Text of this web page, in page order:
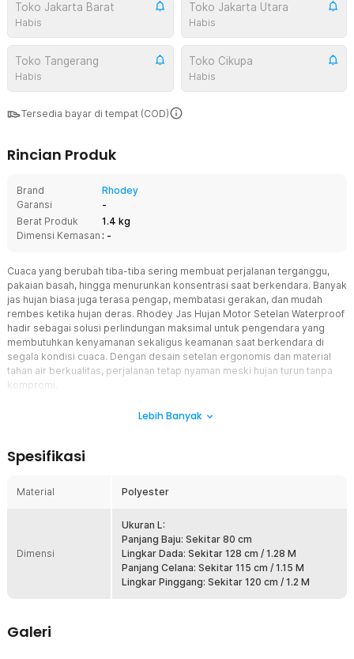
Toko Jakarta Barat
Habis
Toko Jakarta Utara
Habis
Toko Tangerang
Habis
Toko Cikupa
Habis
Tersedia bayar di tempat (COD)
Rincian Produk
Brand
Rhodey
Garansi
-
Berat Produk
1.4 kg
Dimensi Kemasan : -
Cuaca yang berubah tiba-tiba sering membuat perjalanan terganggu,
pakaian basah, hingga menurunkan konsentrasi saat berkendara. Banyak
jas hujan biasa juga terasa pengap, membatasi gerakan, dan mudah
rembes ketika hujan deras. Rhodey Jas Hujan Motor Setelan Waterproof
hadir sebagai solusi perlindungan maksimal untuk pengendara yang
membutuhkan kenyamanan sekaligus keamanan saat berkendara di
segala kondisi cuaca. Dengan desain setelan ergonomis dan material
tahan air berkualitas, perjalanan tetap nyaman meski hujan turun tanpa
kompromi.
Jas hujan motor ini menggunakan material polyester waterproof
merembes ke bagian dalam. Material ini memberikan perlindungan
menyeluruh sehingga pakaian tetap kering meskipun digunakan
polyester juga lebih ringan sehingga nyaman digunakan untuk
perjalanan harian maupun touring jarak jauh.
Visor Mika Pelindung Wajah
Bagian hoodie dilengkapi visor mika transparan yang membantu
berkonsentrasi selama perjalanan. Perlindungan tambahan pada
area wajah juga membantu mengurangi rasa tidak nyaman akibat
Lebih Banyak
Spesifikasi
Material Polyester
Dimensi
Ukuran L:
Panjang Baju: Sekitar 80 cm
Lingkar Dada: Sekitar 128 cm / 1.28 M
Panjang Celana: Sekitar 115 cm / 1.15 M
Lingkar Pinggang: Sekitar 120 cm / 1.2 M
Galeri